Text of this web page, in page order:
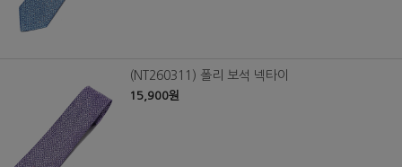
(NT260311) 폴리 보석 넥타이
15,900원